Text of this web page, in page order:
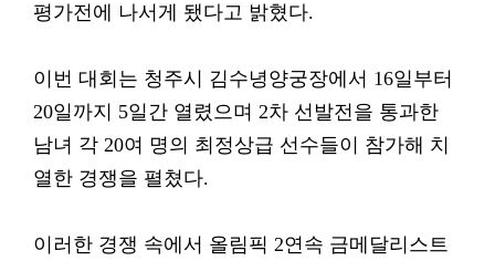
평가전에 나서게 됐다고 밝혔다.
이번 대회는 청주시 김수녕양궁장에서 16일부터
20일까지 5일간 열렸으며 2차 선발전을 통과한
남녀 각 20여 명의 최정상급 선수들이 참가해 치
열한 경쟁을 펼쳤다.
이러한 경쟁 속에서 올림픽 2연속 금메달리스트